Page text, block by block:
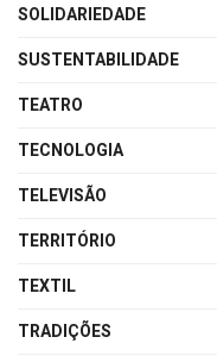
SOLIDARIEDADE
SUSTENTABILIDADE
TEATRO
TECNOLOGIA
TELEVISÃO
TERRITÓRIO
TEXTIL
TRADIÇÕES